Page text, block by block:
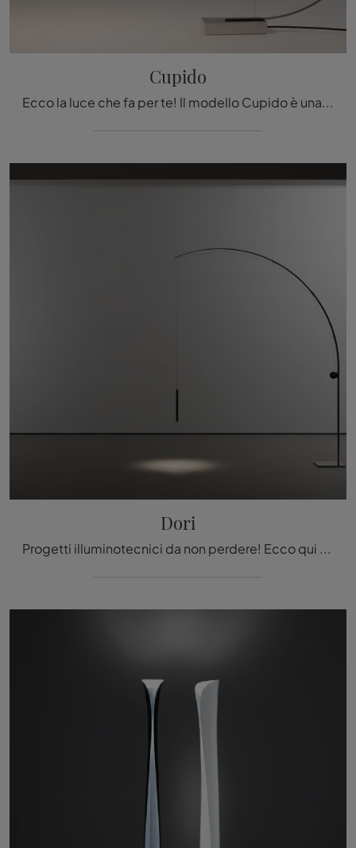
Cupido
Ecco la luce che fa per te! Il modello Cupido è una tra le nostre lampade da terra di Nemo.
Dori
Progetti illuminotecnici da non perdere! Ecco qui la lampada da terra Dori di Nemo.